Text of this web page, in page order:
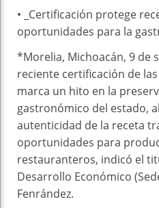
• _Certificación protege
oportunidades para la
*Morelia, Michoacán, 9 de
reciente certificación de
marca un hito en la
gastronómico del estado,
autenticidad de la receta
oportunidades para
restauranteros, indicó el
Desarrollo Económico
Fenrández.